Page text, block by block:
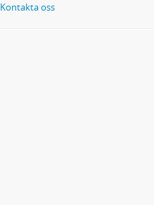
Kontakta oss